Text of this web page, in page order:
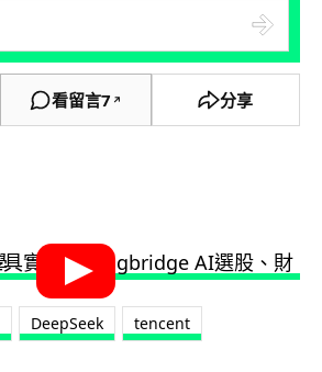
看留言7 ↗ 分享
DeepSeek
tencent